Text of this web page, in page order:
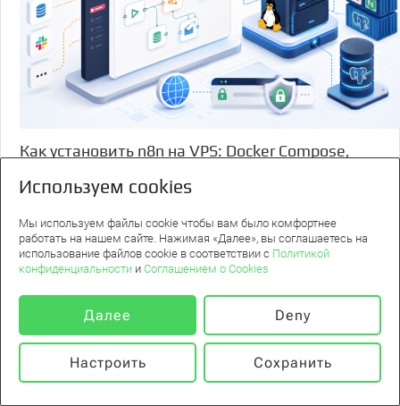
Используем cookies
Мы используем файлы cookie чтобы вам было комфортнее
работать на нашем сайте. Нажимая «Далее», вы соглашаетесь на
использование файлов cookie в соответствии с Политикой
конфиденциальности и Соглашением о Cookies
Далее Deny
Настроить Сохранить
Как установить n8n на VPS: Docker Compose,
n8n на VPS лучше разворачивать не как один случайный
Docker Compose, n8n, PostgreSQL, reverse proxy, домен, SSL,
постоянные volumes,...
22 июля 2026